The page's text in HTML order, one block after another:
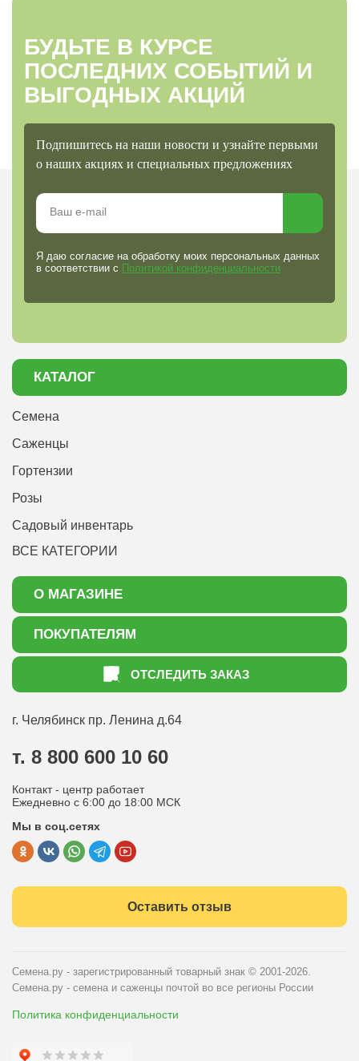
БУДЬТЕ В КУРСЕ
ПОСЛЕДНИХ СОБЫТИЙ И
ВЫГОДНЫХ АКЦИЙ
Подпишитесь на наши новости и узнайте первыми
о наших акциях и специальных предложениях
Я даю согласие на обработку моих персональных данных
в соответствии с Политикой конфиденциальности
КАТАЛОГ
Семена
Саженцы
Гортензии
Розы
Садовый инвентарь
ВСЕ КАТЕГОРИИ
О МАГАЗИНЕ
О нас
Акции
ПОКУПАТЕЛЯМ
Как оформить заказ
Статьи садоводу
Оптовым покупателям
Политика конфиденциальности
Публичная оферта
ОТСЛЕДИТЬ ЗАКАЗ
г. Челябинск пр. Ленина д.64
т. 8 800 600 10 60
Контакт - центр работает
Ежедневно с 6:00 до 18:00 МСК
Мы в соц.сетях
Оставить отзыв
Семена.ру - зарегистрированный товарный знак © 2001-2026.
Семена.ру - семена и саженцы почтой во все регионы России
Политика конфиденциальности